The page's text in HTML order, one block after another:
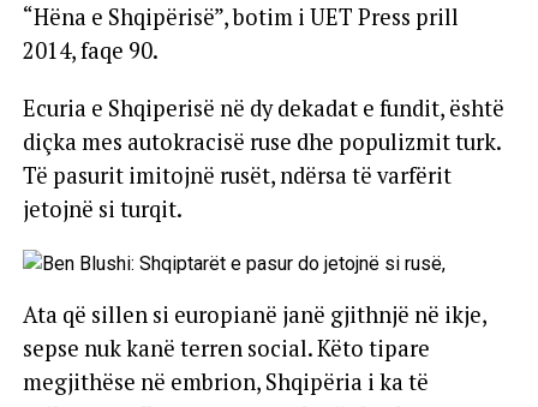
“Hëna e Shqipërisë”, botim i UET Press prill
2014, faqe 90.
Ecuria e Shqiperisë në dy dekadat e fundit, është
diçka mes autokracisë ruse dhe populizmit turk.
Të pasurit imitojnë rusët, ndërsa të varfërit
jetojnë si turqit.
Ata që sillen si europianë janë gjithnjë në ikje,
sepse nuk kanë terren social. Këto tipare
megjithëse në embrion, Shqipëria i ka të